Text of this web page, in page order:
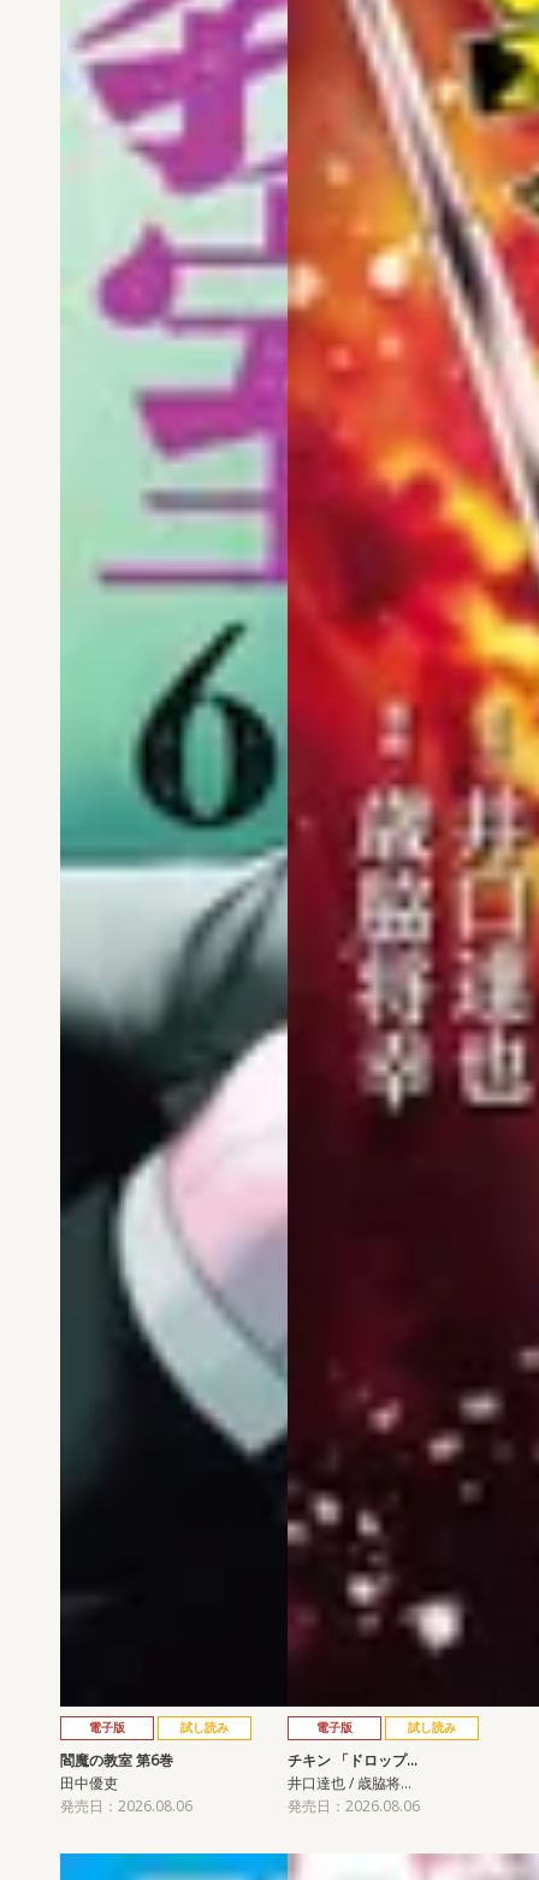
電子版 試し読み
閻魔の教室 第6巻
田中優吏
発売日：2026.08.06
電子版 試し読み
チキン 「ドロップ…
井口達也 / 歳脇将…
発売日：2026.08.06